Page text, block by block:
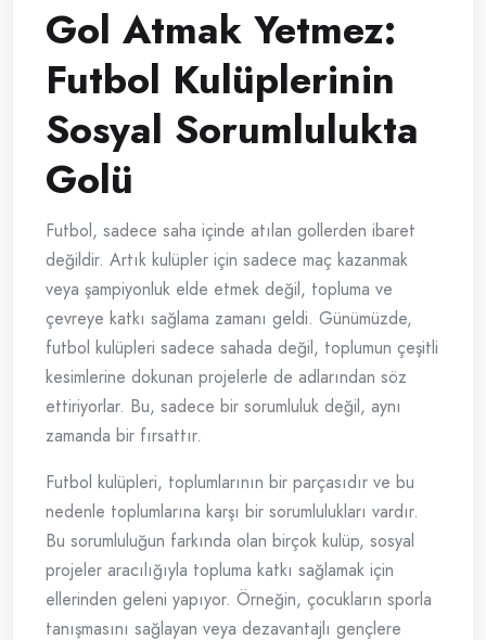
Gol Atmak Yetmez:
Futbol Kulüplerinin
Sosyal Sorumlulukta
Golü
Futbol, sadece saha içinde atılan gollerden ibaret
değildir. Artık kulüpler için sadece maç kazanmak
veya şampiyonluk elde etmek değil, topluma ve
çevreye katkı sağlama zamanı geldi. Günümüzde,
futbol kulüpleri sadece sahada değil, toplumun çeşitli
kesimlerine dokunan projelerle de adlarından söz
ettiriyorlar. Bu, sadece bir sorumluluk değil, aynı
zamanda bir fırsattır.
Futbol kulüpleri, toplumlarının bir parçasıdır ve bu
nedenle toplumlarına karşı bir sorumlulukları vardır.
Bu sorumluluğun farkında olan birçok kulüp, sosyal
projeler aracılığıyla topluma katkı sağlamak için
ellerinden geleni yapıyor. Örneğin, çocukların sporla
tanışmasını sağlayan veya dezavantajlı gençlere